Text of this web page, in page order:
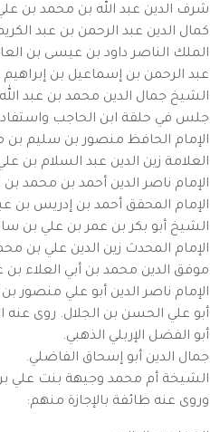
شرف الدين عبد الله بن محمد بن علي
كمال الدين عبد الرحمن بن عبد الكريم بن خلف
الملك الناصر داود بن عيسى بن العادل
عبد الرحمن بن إسماعيل بن إبراهيم
الشيخ جمال الدين محمد بن عبد
جلس في حلقة ابن الحاجب واستفاد
الإمام الحافظ منصور بن سليم بن منصور
العلامة زين الدين عبد السلام بن
الإمام ناصر الدين أحمد بن محمد بن منصور المعروف بابن المنَيِّر (توفي 683هـ) تفقه
الإمام المحقق أحمد بن إدريس بن عبد
الشيخ أبو بكر بن عمر بن علي بن سالم، الإمام
الإمام المحدث زين الدين علي بن
موفق الدين محمد بن أبي العلاء بن علي النصيـبي
الإمام ناصر الدين أبو علي منصور بن أحمد
أبو علي الحسن بن الجلال. روى عنه
أبو الفضل الإربلي الذهبي.
جمال الدين أبو إسحاق الفاضلي.
الشيخة أم محمد وجيهة بنت علي
وروى عنه طائفة بالإجازة منهم: